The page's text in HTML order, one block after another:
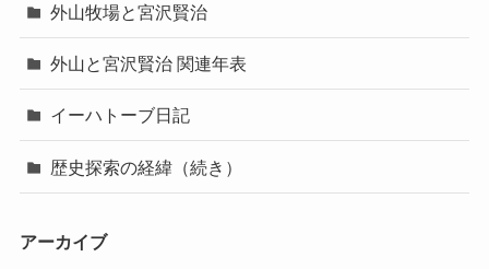
外山牧場と宮沢賢治
外山と宮沢賢治 関連年表
イーハトーブ日記
歴史探索の経緯（続き）
アーカイブ